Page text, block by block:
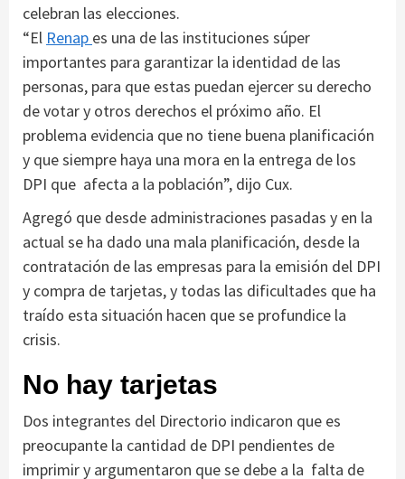
celebran las elecciones.
“El Renap es una de las instituciones súper
importantes para garantizar la identidad de las
personas, para que estas puedan ejercer su derecho
de votar y otros derechos el próximo año. El
problema evidencia que no tiene buena planificación
y que siempre haya una mora en la entrega de los
DPI que afecta a la población”, dijo Cux.
Agregó que desde administraciones pasadas y en la
actual se ha dado una mala planificación, desde la
contratación de las empresas para la emisión del DPI
y compra de tarjetas, y todas las dificultades que ha
traído esta situación hacen que se profundice la
crisis.
No hay tarjetas
Dos integrantes del Directorio indicaron que es
preocupante la cantidad de DPI pendientes de
imprimir y argumentaron que se debe a la falta de